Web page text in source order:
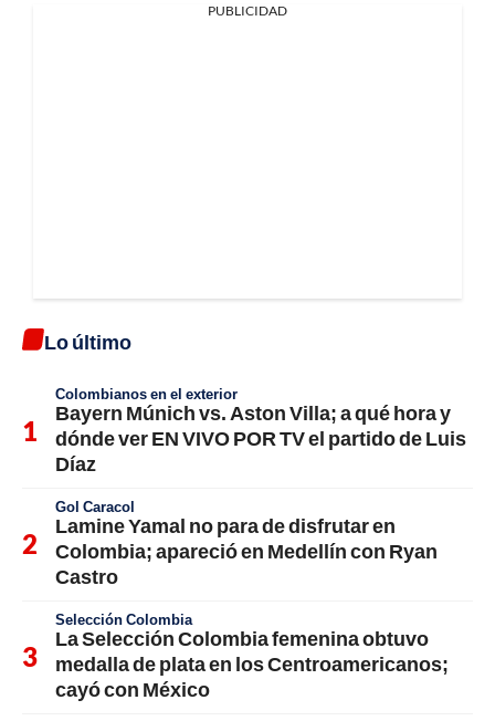
PUBLICIDAD
Lo último
Colombianos en el exterior
Bayern Múnich vs. Aston Villa; a qué hora y
dónde ver EN VIVO POR TV el partido de Luis
Díaz
Gol Caracol
Lamine Yamal no para de disfrutar en
Colombia; apareció en Medellín con Ryan
Castro
Selección Colombia
La Selección Colombia femenina obtuvo
medalla de plata en los Centroamericanos;
cayó con México